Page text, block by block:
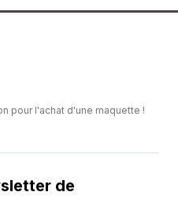
pour l'achat d'une maquette !
de